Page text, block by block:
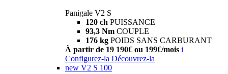
Panigale V2 S
120 ch PUISSANCE
93,3 Nm COUPLE
176 kg POIDS SANS CARBURANT
À partir de 19 190€ ou 199€/mois i
Configurez-la Découvrez-la
new V2 S 100